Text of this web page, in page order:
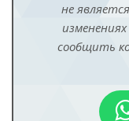
не
сообщить